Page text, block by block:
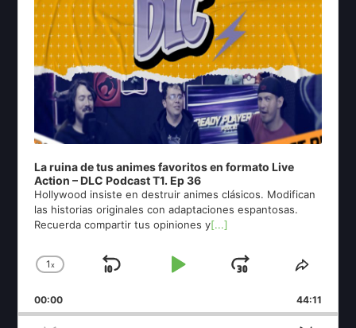
La ruina de tus animes favoritos en formato Live
Action – DLC Podcast T1. Ep 36
Hollywood insiste en destruir animes clásicos. Modifican
las historias originales con adaptaciones espantosas.
Recuerda compartir tus opiniones y[...]
Change
Rate
1x
Skip
Play
Jump
Forward
Share
00:00 44:11